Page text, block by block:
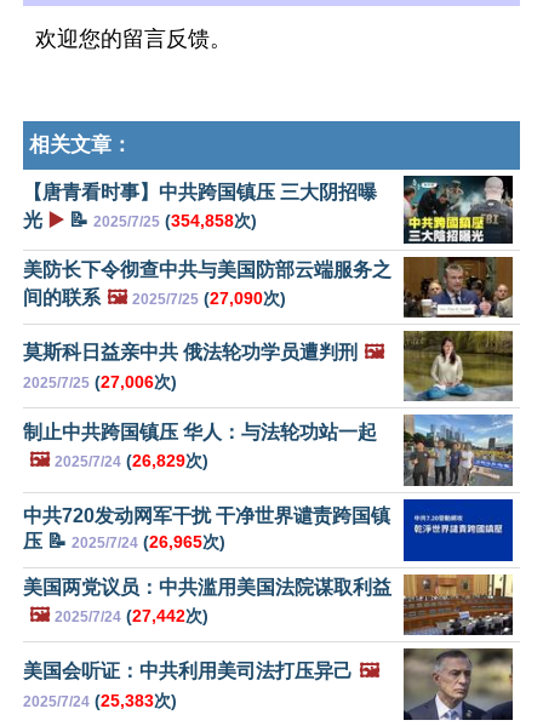
欢迎您的留言反馈。
相关文章：
【唐青看时事】中共跨国镇压 三大阴招曝
光 ▶️ 📝 2025/7/25 (354,858次)
美防长下令彻查中共与美国防部云端服务之
间的联系 🖼️ 2025/7/25 (27,090次)
莫斯科日益亲中共 俄法轮功学员遭判刑 🖼️
2025/7/25 (27,006次)
制止中共跨国镇压 华人：与法轮功站一起
🖼️ 2025/7/24 (26,829次)
中共720发动网军干扰 干净世界谴责跨国镇
压 📝 2025/7/24 (26,965次)
美国两党议员：中共滥用美国法院谋取利益
🖼️ 2025/7/24 (27,442次)
美国会听证：中共利用美司法打压异己 🖼️
2025/7/24 (25,383次)